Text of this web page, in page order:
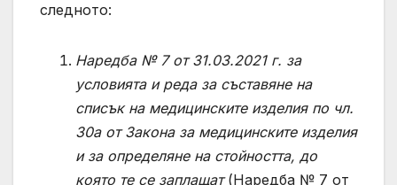
следното:
Наредба № 7 от 31.03.2021 г. за
условията и реда за съставяне на
списък на медицинските изделия по чл.
30а от Закона за медицинските изделия
и за определяне на стойността, до
която те се заплащат(Наредба № 7 от